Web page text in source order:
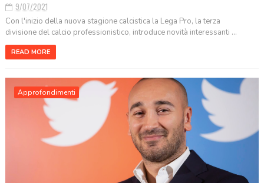
9/07/2021
Con l'inizio della nuova stagione calcistica la Lega Pro, la terza
divisione del calcio professionistico, introduce novità interessanti ...
READ MORE
Approfondimenti